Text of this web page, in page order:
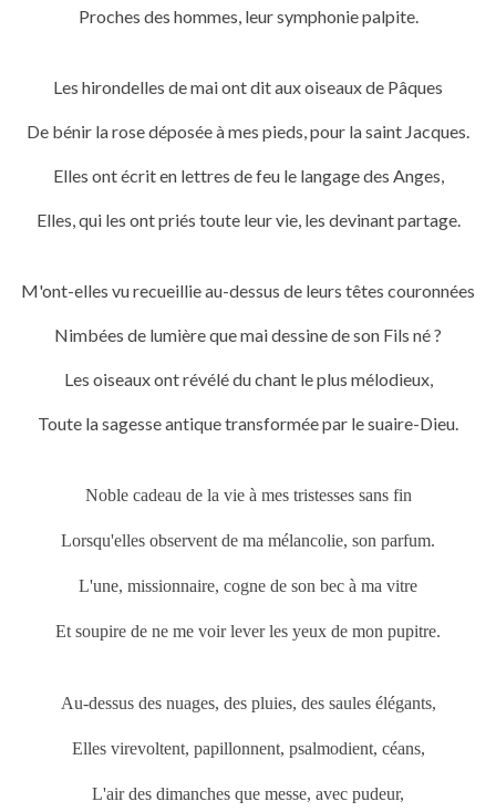
Proches des hommes, leur symphonie palpite.
Les hirondelles de mai ont dit aux oiseaux de Pâques
De bénir la rose déposée à mes pieds, pour la saint Jacques.
Elles ont écrit en lettres de feu le langage des Anges,
Elles, qui les ont priés toute leur vie, les devinant partage.
M'ont-elles vu recueillie au-dessus de leurs têtes couronnées
Nimbées de lumière quemai dessine de son Fils né ?
Les oiseaux ont révélé du chant le plus mélodieux,
Toute la sagesse antique transformée par le suaire-Dieu.
Noble cadeau de la vie à mes tristesses sans fin
Lorsqu'elles observent de ma mélancolie, son parfum.
L'une, missionnaire, cogne de son bec à ma vitre
Et soupire de ne me voir lever les yeux de mon pupitre.
Au-dessus des nuages, des pluies, des saules élégants,
Elles virevoltent, papillonnent, psalmodient, céans,
L'air des dimanches que messe, avec pudeur,